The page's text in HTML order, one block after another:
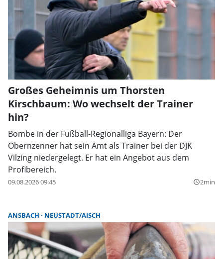
Großes Geheimnis um Thorsten
Kirschbaum: Wo wechselt der Trainer
hin?
Bombe in der Fußball-Regionalliga Bayern: Der
Obernzenner hat sein Amt als Trainer bei der DJK
Vilzing niedergelegt. Er hat ein Angebot aus dem
Profibereich.
09.08.2026 09:45 query_builder2min
ANSBACH NEUSTADT/AISCH